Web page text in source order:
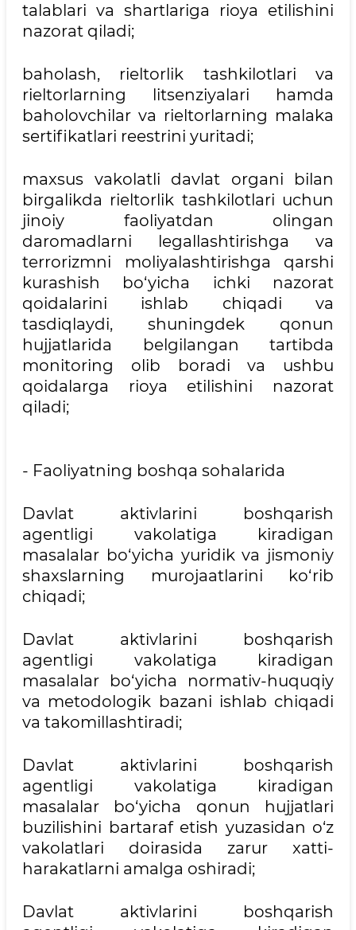
talablari va shartlariga rioya etilishini
nazorat qiladi;
baholash, rieltorlik tashkilotlari va
rieltorlarning litsenziyalari hamda
baholovchilar va rieltorlarning malaka
sertifikatlari reestrini yuritadi;
maxsus vakolatli davlat organi bilan
birgalikda rieltorlik tashkilotlari uchun
jinoiy faoliyatdan olingan
daromadlarni legallashtirishga va
terrorizmni moliyalashtirishga qarshi
kurashish bo‘yicha ichki nazorat
qoidalarini ishlab chiqadi va
tasdiqlaydi, shuningdek qonun
hujjatlarida belgilangan tartibda
monitoring olib boradi va ushbu
qoidalarga rioya etilishini nazorat
qiladi;
- Faoliyatning boshqa sohalarida
Davlat aktivlarini boshqarish
agentligi vakolatiga kiradigan
masalalar bo‘yicha yuridik va jismoniy
shaxslarning murojaatlarini ko‘rib
chiqadi;
Davlat aktivlarini boshqarish
agentligi vakolatiga kiradigan
masalalar bo‘yicha normativ-huquqiy
va metodologik bazani ishlab chiqadi
va takomillashtiradi;
Davlat aktivlarini boshqarish
agentligi vakolatiga kiradigan
masalalar bo‘yicha qonun hujjatlari
buzilishini bartaraf etish yuzasidan o‘z
vakolatlari doirasida zarur xatti-
harakatlarni amalga oshiradi;
Davlat aktivlarini boshqarish